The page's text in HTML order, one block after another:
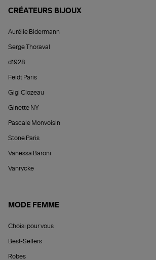
CRÉATEURS BIJOUX
Aurélie Bidermann
Serge Thoraval
d1928
Feidt Paris
Gigi Clozeau
Ginette NY
Pascale Monvoisin
Stone Paris
Vanessa Baroni
Vanrycke
MODE FEMME
Choisi pour vous
Best-Sellers
Robes